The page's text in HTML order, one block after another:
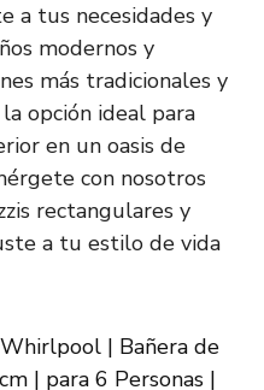
a tus necesidades y
modernos y
más tradicionales y
opción ideal para
en un oasis de
con nosotros
rectangulares y
a tu estilo de vida
| Bañera de
| para 6 Personas |